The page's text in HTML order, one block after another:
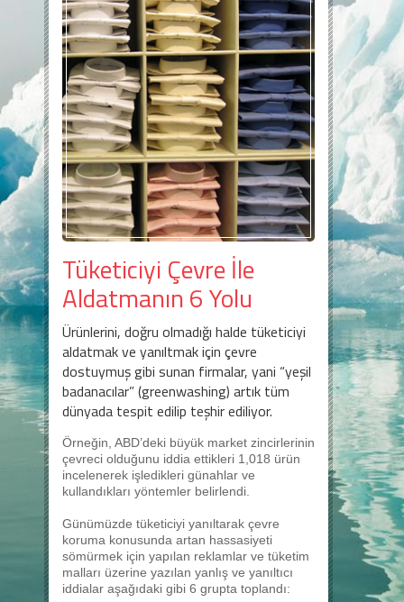
Tüketiciyi Çevre İle
Aldatmanın 6 Yolu
Ürünlerini, doğru olmadığı halde tüketiciyi
aldatmak ve yanıltmak için çevre
dostuymuş gibi sunan firmalar, yani “yeşil
badanacılar” (greenwashing) artık tüm
dünyada tespit edilip teşhir ediliyor.
Örneğin, ABD’deki büyük market zincirlerinin
çevreci olduğunu iddia ettikleri 1,018 ürün
incelenerek işledikleri günahlar ve
kullandıkları yöntemler belirlendi.
Günümüzde tüketiciyi yanıltarak çevre
koruma konusunda artan hassasiyeti
sömürmek için yapılan reklamlar ve tüketim
malları üzerine yazılan yanlış ve yanıltıcı
iddialar aşağıdaki gibi 6 grupta toplandı: